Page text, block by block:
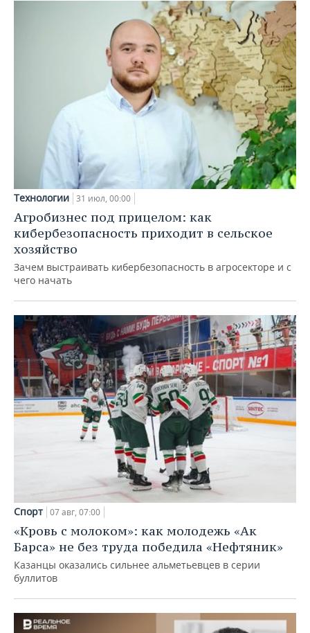
Технологии 31 июл, 00:00
Агробизнес под прицелом: как
кибербезопасность приходит в сельское
хозяйство
Зачем выстраивать кибербезопасность в агросекторе и с
чего начать
Спорт 07 авг, 07:00
«Кровь с молоком»: как молодежь «Ак
Барса» не без труда победила «Нефтяник»
Казанцы оказались сильнее альметьевцев в серии
буллитов